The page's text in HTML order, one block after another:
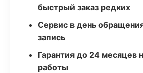
быстрый заказ редких
Сервис в день
запись
Гарантия до 24 месяцев
работы